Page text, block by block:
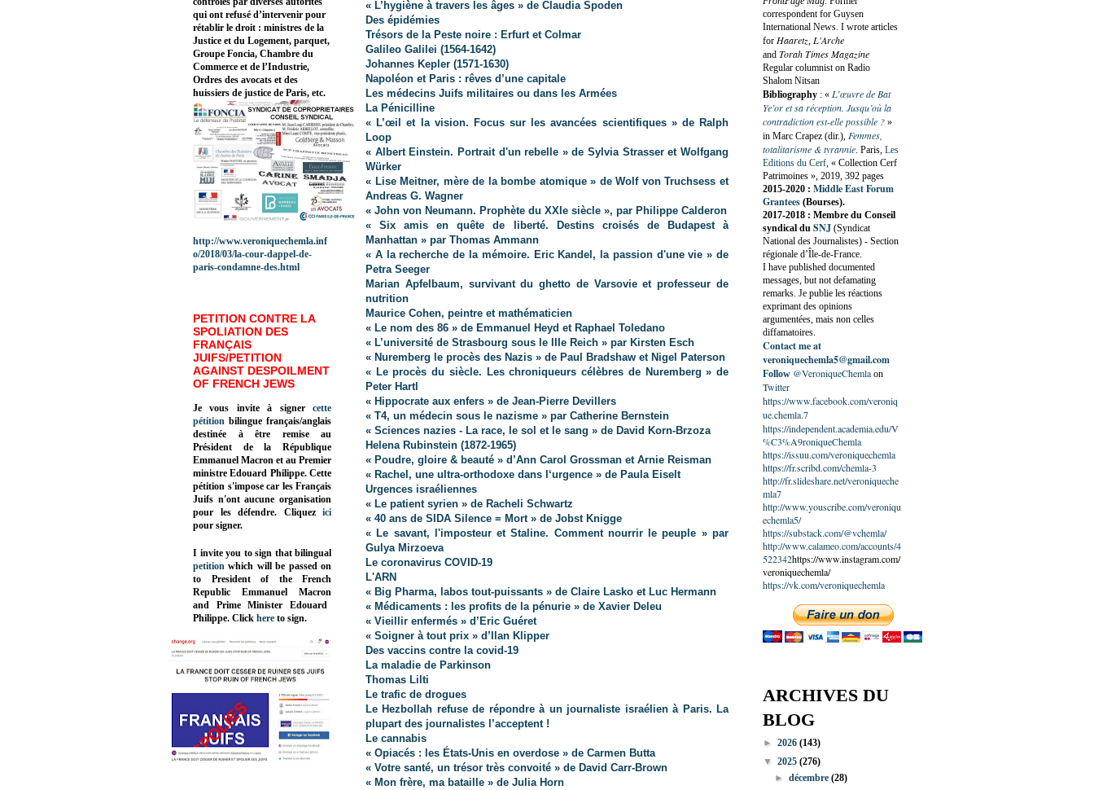
« L’hygiène à travers les âges » de Claudia Spoden
Des épidémies
Trésors de la Peste noire : Erfurt et Colmar
Galileo Galilei (1564-1642)
Johannes Kepler (1571-1630)
Napoléon et Paris : rêves d’une capitale
Les médecins Juifs militaires ou dans les Armées
La Pénicilline
« L’œil et la vision. Focus sur les avancées scientifiques » de Ralph
Loop
« Albert Einstein. Portrait d'un rebelle » de Sylvia Strasser et Wolfgang
Würker
« Lise Meitner, mère de la bombe atomique » de Wolf von Truchsess et
Andreas G. Wagner
« John von Neumann. Prophète du XXIe siècle », par Philippe Calderon
« Six amis en quête de liberté. Destins croisés de Budapest à
Manhattan » par Thomas Ammann
« A la recherche de la mémoire. Eric Kandel, la passion d'une vie » de
Petra Seeger
Marian Apfelbaum, survivant du ghetto de Varsovie et professeur de
nutrition
Maurice Cohen, peintre et mathématicien
« Le nom des 86 » de Emmanuel Heyd et Raphael Toledano
« L’université de Strasbourg sous le IIIe Reich » par Kirsten Esch
« Nuremberg le procès des Nazis » de Paul Bradshaw et Nigel Paterson
« Le procès du siècle. Les chroniqueurs célèbres de Nuremberg » de
Peter Hartl
« Hippocrate aux enfers » de Jean-Pierre Devillers
« T4, un médecin sous le nazisme » par Catherine Bernstein
« Sciences nazies - La race, le sol et le sang » de David Korn-Brzoza
Helena Rubinstein (1872-1965)
« Poudre, gloire & beauté » d’Ann Carol Grossman et Arnie Reisman
« Rachel, une ultra-orthodoxe dans l‘urgence » de Paula Eiselt
Urgences israéliennes
« Le patient syrien » de Racheli Schwartz
« 40 ans de SIDA Silence = Mort » de Jobst Knigge
« Le savant, l'imposteur et Staline. Comment nourrir le peuple » par
Gulya Mirzoeva
Le coronavirus COVID-19
L'ARN
« Big Pharma, labos tout-puissants » de Claire Lasko et Luc Hermann
« Médicaments : les profits de la pénurie » de Xavier Deleu
« Vieillir enfermés » d’Eric Guéret
« Soigner à tout prix » d’Ilan Klipper
Des vaccins contre la covid-19
La maladie de Parkinson
Thomas Lilti
Le trafic de drogues
Le Hezbollah refuse de répondre à un journaliste israélien à Paris. La
plupart des journalistes l’acceptent !
Le cannabis
« Opiacés : les États-Unis en overdose » de Carmen Butta
« Votre santé, un trésor très convoité » de David Carr-Brown
« Mon frère, ma bataille » de Julia Horn
qui ont refusé d’intervenir pour
rétablir le droit : ministres de la
Justice et du Logement, parquet,
Groupe Foncia, Chambre du
Commerce et de l’Industrie,
Ordres des avocats et des
huissiers de justice de Paris, etc.
http://www.veroniquechemla.inf
o/2018/03/la-cour-dappel-de-
paris-condamne-des.html
PETITION CONTRE LA
SPOLIATION DES
FRANÇAIS
JUIFS/PETITION
AGAINST DESPOILMENT
OF FRENCH JEWS
Je vous invite à signer cette
pétition bilingue français/anglais
destinée à être remise au
Président de la République
Emmanuel Macron et au Premier
ministre Edouard Philippe. Cette
pétition s'impose car les Français
Juifs n'ont aucune organisation
pour les défendre. Cliquez
ici
pour signer.
I invite you to sign that bilingual
petition which will be passed on
to President of the French
Republic Emmanuel Macron
and Prime Minister Edouard
Philippe. Click here to sign.
correspondent for Guysen
International News. I wrote articles
for Haaretz, L'Arche
and Torah Times Magazine
Regular columnist on Radio
Shalom Nitsan
Bibliography : « L’œuvre de Bat
Ye’or et sa réception. Jusqu’où la
contradiction est-elle possible ? »
in Marc Crapez (dir.), Femmes,
totalitarisme & tyrannie. Paris, Les
Editions du Cerf, « Collection Cerf
Patrimoines », 2019, 392 pages
2015-2020 : Middle East Forum
Grantees (Bourses).
2017-2018 : Membre du Conseil
syndical du SNJ (Syndicat
National des Journalistes) - Section
régionale d’Île-de-France.
I have published documented
messages, but not defamating
remarks. Je publie les réactions
exprimant des opinions
argumentées, mais non celles
diffamatoires.
Contact me at
veroniquechemla5@gmail.com
Follow @VeroniqueChemlaon
Twitter
https://www.facebook.com/veroniq
ue.chemla.7
https://independent.academia.edu/V
%C3%A9roniqueChemla
https://issuu.com/veroniquechemla
https://fr.scribd.com/chemla-3
http://fr.slideshare.net/veroniqueche
mla7
http://www.youscribe.com/veroniqu
echemla5/
https://substack.com/@vchemla/
http://www.calameo.com/accounts/4
522342https://www.instagram.com/
veroniquechemla/
https://vk.com/veroniquechemla
ARCHIVES DU
BLOG
► 2026 (143)
▼ 2025 (276)
►décembre(28)